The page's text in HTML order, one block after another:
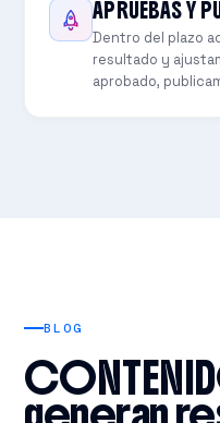
APRUEBAS Y
Dentro del plazo
resultado y
aprobado,
BLOG